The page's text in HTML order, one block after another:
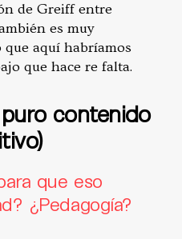
de Greiff entre
es muy
aquí habríamos
que hace re falta.
contenido
que eso
¿Pedagogía?